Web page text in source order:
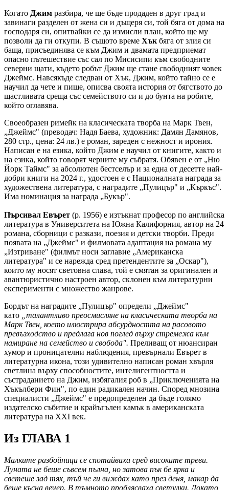
Когато Джим разбира, че ще бъде продаден в друг град и
завинаги разделен от жена си и дъщеря си, той бяга от дома на
господаря си, опитвайки се да измисли план, който ще му
позволи да ги откупи. В същото време Хък бяга от злия си
баща, присъединява се към Джим и двамата предприемат
опасно пътешествие със сал по Мисисипи към свободните
северни щати, където робът Джим ще стане свободният човек
Джеймс. Навсякъде следван от Хък, Джим, който тайно се е
научил да чете и пише, описва своята история от бягството до
щастливата среща със семейството си и до бунта на робите,
който оглавява.
Своеобразен римейк на класическата творба на Марк Твен,
„Джеймс" (преводач: Надя Баева, художник: Дамян Дамянов,
280 стр., цена: 24 лв.) е роман, зареден с нежност и ирония.
Написан е на езика, който Джим е научил от книгите, както и
на езика, който говорят черните му събратя. Обявен е от „Ню
Йорк Таймс" за абсолютен бестселър и за една от десетте най-
добри книги на 2024 г., удостоен е с Националната награда за
художествена литература, с наградите „Пулицър" и „Къркъс".
Има номинация за награда „Букър".
Пърсивал Евърет (р. 1956) е изтъкнат професор по английска
литература в Университета на Южна Калифорния, автор на 24
романа, сборници с разкази, поезия и детски творби. Преди
появата на „Джеймс" и филмовата адаптация на романа му
„Изтриване" (филмът носи заглавие „Американска
литература" и се нарежда сред претендентите за „Оскар"),
които му носят световна слава, той е смятан за оригинален и
авантюристично настроен автор, склонен към литературни
експерименти с множество жанрове.
Бордът на наградите „Пулицър" определи „Джеймс"
като
„талантливо преосмисляне на класическата творба на
Марк Твен, което илюстрира абсурдността на расовото
превъзходство и предлага нов поглед върху стремежа към
намиране на семейство и свобода". Преливащ от нюансиран
хумор и проницателни наблюдения, превърнали Евърет в
литературна икона, този удивително написан роман хвърля
светлина върху способностите, интелигентността и
състраданието на Джим, избягалия роб в „Приключенията на
Хъкълбери Фин", по един радикален начин. Според мнозина
специалисти „Джеймс" е предопределен да бъде голямо
издателско събитие и крайъгълен камък в американската
литература на XXI век.
Из ГЛАВА 1
Малките разбойници се спотайваха сред високите треви.
Луната не беше съвсем пълна, но затова пък бе ярка и
светеше зад тях, тъй че ги виждах като през деня, макар да
беше късна вечер. В тъмното проблясваха светулки. Докато